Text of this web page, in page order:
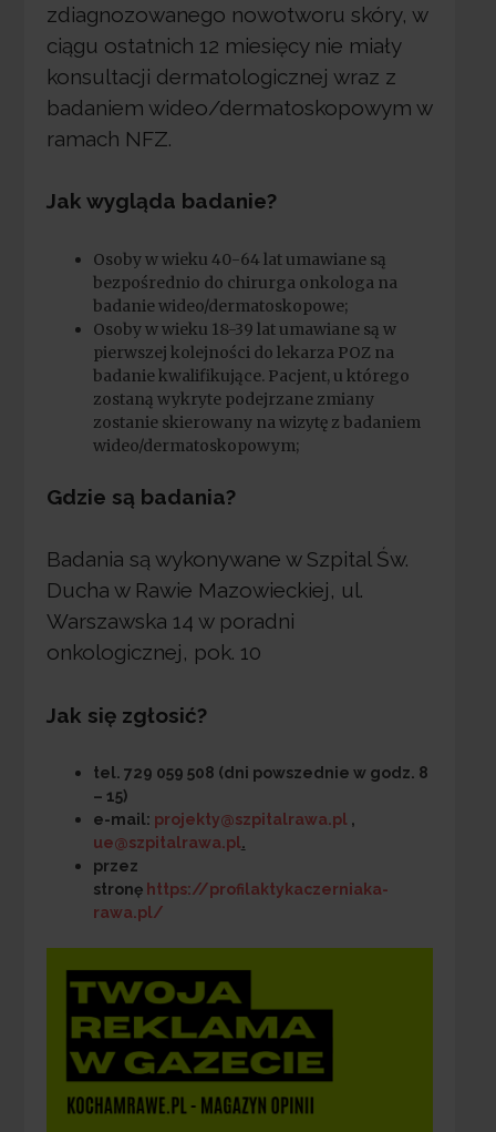
zdiagnozowanego nowotworu skóry, w
ciągu ostatnich 12 miesięcy nie miały
konsultacji dermatologicznej wraz z
badaniem wideo/dermatoskopowym w
ramach NFZ.
Jak wygląda badanie?
Osoby w wieku 40-64 lat umawiane są
bezpośrednio do chirurga onkologa na
badanie wideo/dermatoskopowe;
Osoby w wieku 18-39 lat umawiane są w
pierwszej kolejności do lekarza POZ na
badanie kwalifikujące. Pacjent, u którego
zostaną wykryte podejrzane zmiany
zostanie skierowany na wizytę z badaniem
wideo/dermatoskopowym;
Gdzie są badania?
Badania są wykonywane w Szpital Św.
Ducha w Rawie Mazowieckiej, ul.
Warszawska 14 w poradni
onkologicznej, pok. 10
Jak się zgłosić?
tel. 729 059 508 (dni powszednie w godz. 8
– 15)
e-mail: projekty@szpitalrawa.pl ,
ue@szpitalrawa.pl.
przez
stronę https://profilaktykaczerniaka-
rawa.pl/